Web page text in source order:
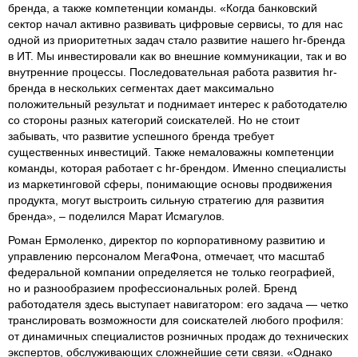
бренда, а также компетенции команды. «Когда банковский
сектор начал активно развивать цифровые сервисы, то для нас
одной из приоритетных задач стало развитие нашего hr-бренда
в ИТ. Мы инвестировали как во внешние коммуникации, так и во
внутренние процессы. Последовательная работа развития hr-
бренда в нескольких сегментах дает максимально
положительный результат и поднимает интерес к работодателю
со стороны разных категорий соискателей. Но не стоит
забывать, что развитие успешного бренда требует
существенных инвестиций. Также немаловажны компетенции
команды, которая работает с hr-брендом. Именно специалисты
из маркетинговой сферы, понимающие основы продвижения
продукта, могут выстроить сильную стратегию для развития
бренда», – поделился Марат Исмагулов.
Роман Ермоленко, директор по корпоративному развитию и
управлению персоналом МегаФона, отмечает, что масштаб
федеральной компании определяется не только географией,
но и разнообразием профессиональных ролей. Бренд
работодателя здесь выступает навигатором: его задача — четко
транслировать возможности для соискателей любого профиля:
от динамичных специалистов розничных продаж до технических
экспертов, обслуживающих сложнейшие сети связи. «Однако